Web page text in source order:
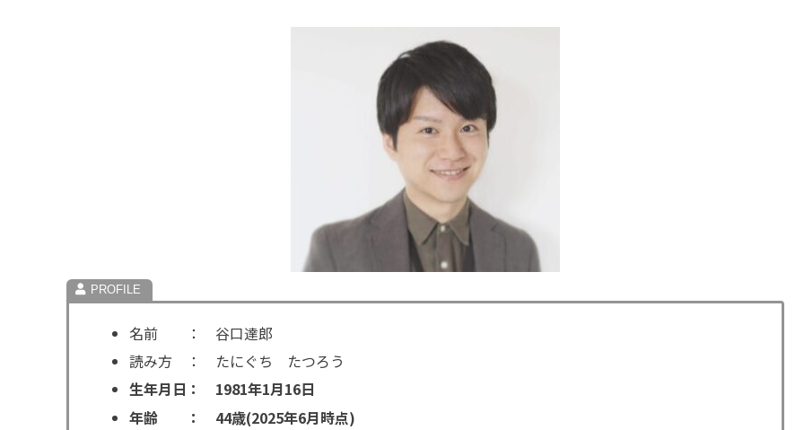
名前 ： 谷口達郎
読み方 ： たにぐち たつろう
生年月日： 1981年1月16日
年齢 ： 44歳(2025年6月時点)